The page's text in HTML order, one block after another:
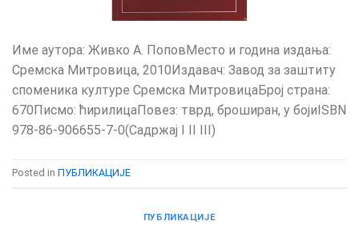
Име аутора: Живко А. ПоповМесто и година издања:
Сремска Митровица, 2010Издавач: Завод за заштиту
споменика културе Сремска МитровицаБрој страна:
670Писмо: ћирилицаПовез: тврд, броширан, у бојиISBN
978-86-906655-7-0(Садржај I II III)
Posted in ПУБЛИКАЦИЈЕ
ПУБЛИКАЦИЈЕ